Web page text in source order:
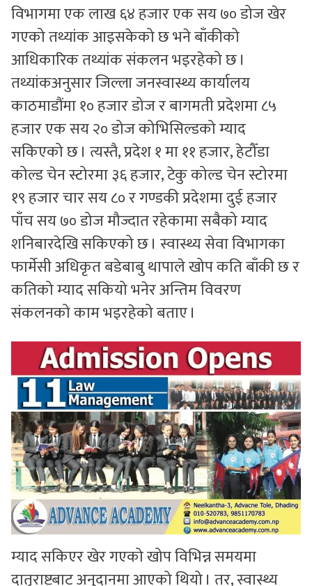
विभागमा एक लाख ६४ हजार एक सय ७० डोज खेर
गएको तथ्यांक आइसकेको छ भने बाँकीको
आधिकारिक तथ्यांक संकलन भइरहेको छ ।
तथ्यांकअनुसार जिल्ला जनस्वास्थ्य कार्यालय
काठमाडौंमा १० हजार डोज र बागमती प्रदेशमा ८५
हजार एक सय २० डोज कोभिसिल्डको म्याद
सकिएको छ । त्यस्तै, प्रदेश १ मा ११ हजार, हेटौँडा
कोल्ड चेन स्टोरमा ३६ हजार, टेकु कोल्ड चेन स्टोरमा
१९ हजार चार सय ८० र गण्डकी प्रदेशमा दुई हजार
पाँच सय ७० डोज मौज्दात रहेकामा सबैको म्याद
शनिबारदेखि सकिएको छ । स्वास्थ्य सेवा विभागका
फार्मेसी अधिकृत बडेबाबु थापाले खोप कति बाँकी छ र
कतिको म्याद सकियो भनेर अन्तिम विवरण
संकलनको काम भइरहेको बताए ।
म्याद सकिएर खेर गएको खोप विभिन्न समयमा
दातृराष्ट्रबाट अनुदानमा आएको थियो । तर, स्वास्थ्य